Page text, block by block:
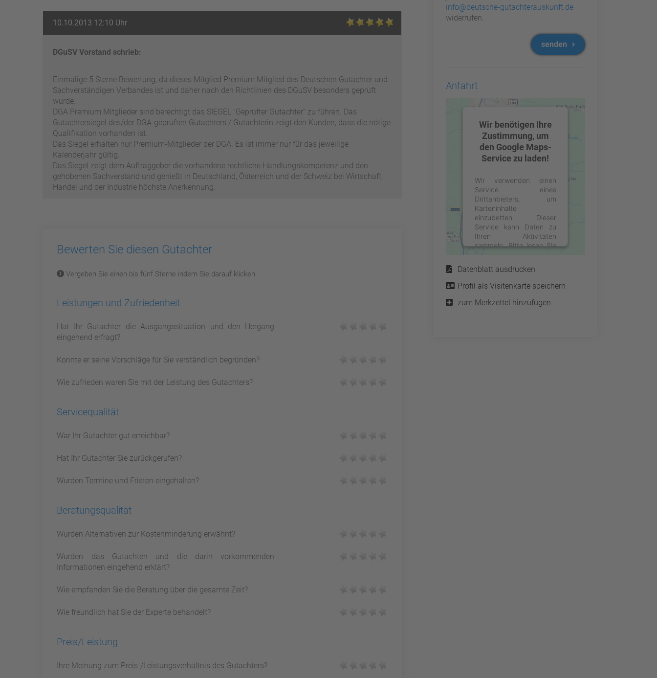
10.10.2013 12:10 Uhr
DGuSV Vorstand schrieb:
Einmalige 5 Sterne Bewertung, da dieses Mitglied Premium Mitglied des Deutschen Gutachter und
Sachverständigen Verbandes ist und daher nach den Richtlinien des DGuSV besonders geprüft
wurde.
DGA Premium Mitglieder sind berechtigt das SIEGEL "Geprüfter Gutachter" zu führen. Das
Gutachtersiegel des/der DGA-geprüften Gutachters / Gutachterin zeigt den Kunden, dass die nötige
Qualifikation vorhanden ist.
Das Siegel erhalten nur Premium-Mitglieder der DGA. Es ist immer nur für das jeweilige
Kalenderjahr gültig.
Das Siegel zeigt dem Auftraggeber die vorhandene rechtliche Handlungskompetenz und den
gehobenen Sachverstand und genießt in Deutschland, Österreich und der Schweiz bei Wirtschaft,
Handel und der Industrie höchste Anerkennung.
Bewerten Sie diesen Gutachter
Vergeben Sie einen bis fünf Sterne indem Sie darauf klicken.
Leistungen und Zufriedenheit
Hat Ihr Gutachter die Ausgangssituation und den Hergang
eingehend erfragt?
Konnte er seine Vorschläge für Sie verständlich begründen?
Wie zufrieden waren Sie mit der Leistung des Gutachters?
Servicequalität
War Ihr Gutachter gut erreichbar?
Hat Ihr Gutachter Sie zurückgerufen?
Wurden Termine und Fristen eingehalten?
Beratungsqualität
Wurden Alternativen zur Kostenminderung erwähnt?
Wurden das Gutachten und die darin vorkommenden
Informationen eingehend erklärt?
Wie empfanden Sie die Beratung über die gesamte Zeit?
Wie freundlich hat Sie der Experte behandelt?
Preis/Leistung
Ihre Meinung zum Preis-/Leistungsverhältnis des Gutachters?
info@deutsche-gutachterauskunft.de
widerrufen.
senden
Anfahrt
Wir benötigen Ihre
Zustimmung, um
den Google Maps-
Service zu laden!
Wir verwenden einen
Service eines
Drittanbieters, um
Karteninhalte
einzubetten. Dieser
Service kann Daten zu
Ihren Aktivitäten
sammeln. Bitte lesen Sie
die Details durch und
des Service zu, um diese
Karte anzuzeigen.
Mehr Informationen
Service
Datenblatt ausdrucken
Profil als Visitenkarte speichern
zum Merkzettel hinzufügen